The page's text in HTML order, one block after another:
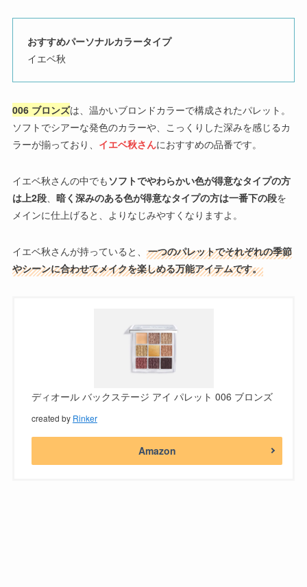
おすすめパーソナルカラータイプ
イエベ秋
006 ブロンズは、温かいブロンドカラーで構成されたパレット。
ソフトでシアーな発色のカラーや、こっくりした深みを感じるカ
ラーが揃っており、 イエベ秋さんにおすすめの品番です。
イエベ秋さんの中でも ソフトでやわらかい色が得意なタイプの方
は上2段、 暗く深みのある色が得意なタイプの方は一番下の段を
メインに仕上げると、よりなじみやすくなりますよ。
イエベ秋さんが持っていると、 一つのパレットでそれぞれの季節
やシーンに合わせてメイクを楽しめる万能アイテムです。
ディオール バックステージ アイ パレット 006 ブロンズ
created by Rinker
Amazon